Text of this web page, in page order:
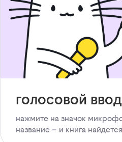
голосовой
нажмите на значок
название – и книга найдется